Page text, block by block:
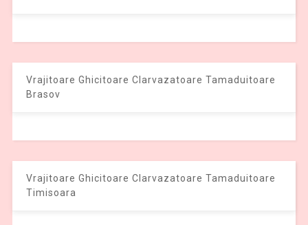
Vrajitoare Ghicitoare Clarvazatoare Tamaduitoare
Brasov
Vrajitoare Ghicitoare Clarvazatoare Tamaduitoare
Timisoara